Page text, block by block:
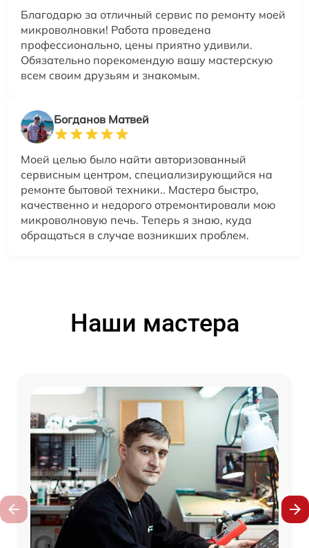
Благодарю за отличный сервис по ремонту моей
микроволновки! Работа проведена
профессионально, цены приятно удивили.
Обязательно порекомендую вашу мастерскую
всем своим друзьям и знакомым.
Богданов Матвей
Моей целью было найти авторизованный
сервисным центром, специализирующийся на
ремонте бытовой техники.. Мастера быстро,
качественно и недорого отремонтировали мою
микроволновую печь. Теперь я знаю, куда
обращаться в случае возникших проблем.
Наши мастера